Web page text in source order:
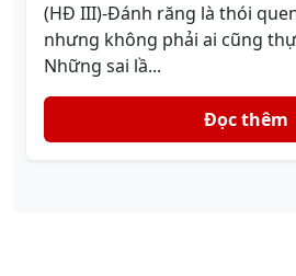
(HĐ III)-Đánh răng là thói
nhưng không phải ai cũng
Những sai lầ...
Đọc thêm